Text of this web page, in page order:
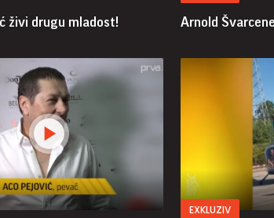
živi drugu mladost! Arnold
EXKLUZIV